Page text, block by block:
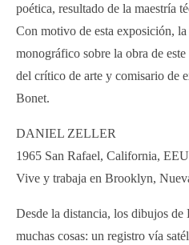
poética, resultado de la maestría
Con motivo de esta exposición,
monográfico sobre la obra de
del crítico de arte y comisario de
Bonet.
DANIEL ZELLER
1965 San Rafael, California,
Vive y trabaja en Brooklyn,
Desde la distancia, los dibujos de
muchas cosas: un registro vía